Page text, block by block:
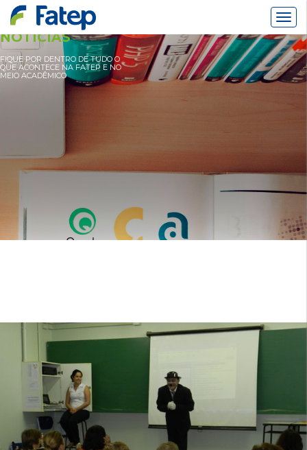
NOTÍCIAS
FIQUE POR DENTRO DE TUDO O
QUE ACONTECE NA FATEP E NO
MEIO ACADÊMICO